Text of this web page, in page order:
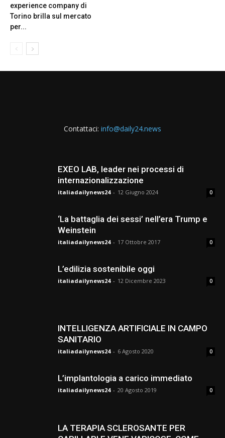
experience company di
Torino brilla sul mercato
per...
Contattaci: info@daily24.news
EXEO LAB, leader nei processi di
internazionalizzazione
italiadailynews24 - 12 Giugno 2024 0
‘La battaglia dei sessi’ nell’era Trump e
Weinstein
italiadailynews24 - 17 Ottobre 2017 0
L’edilizia sostenibile oggi
italiadailynews24 - 12 Dicembre 2023 0
INTELLIGENZA ARTIFICIALE IN CAMPO
SANITARIO
italiadailynews24 - 6 Agosto 2020 0
L’implantologia a carico immediato
italiadailynews24 - 20 Agosto 2019 0
LA TERAPIA SCLEROSANTE PER